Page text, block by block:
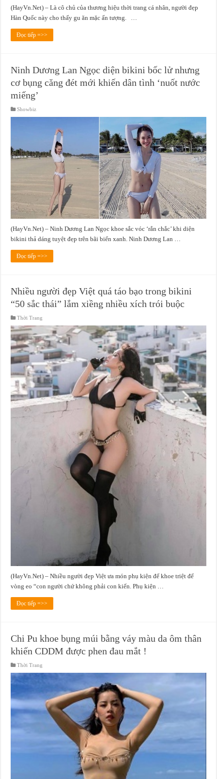
(HayVn.Net) – Là cô chủ của thương hiệu thời trang cá nhân, người đẹp
Hàn Quốc này cho thấy gu ăn mặc ấn tượng. …
Đọc tiếp =>>
Ninh Dương Lan Ngọc diện bikini bốc lử nhưng
cơ bụng căng đét mới khiến dân tình ‘nuốt nước
miếng’
Showbiz
(HayVn.Net) – Ninh Dương Lan Ngọc khoe sắc vóc ‘rắn chắc’ khi diện
bikini thả dáng tuyệt đẹp trên bãi biển xanh. Ninh Dương Lan …
Đọc tiếp =>>
Nhiều người đẹp Việt quá táo bạo trong bikini
“50 sắc thái” lắm xiềng nhiều xích trói buộc
Thời Trang
(HayVn.Net) – Nhiều người đẹp Việt ưa món phụ kiện để khoe triệt để
vòng eo “con người chứ không phải con kiến. Phụ kiện …
Đọc tiếp =>>
Chi Pu khoe bụng múi bằng váy màu da ôm thân
khiến CDDM được phen đau mắt !
Thời Trang